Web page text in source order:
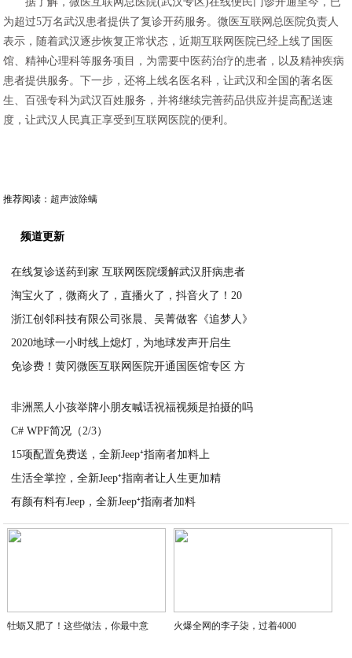
为超过5万名武汉患者提供了复诊开药服务。微医互联网总医院负责人
表示，随着武汉逐步恢复正常状态，近期互联网医院已经上线了国医
馆、精神心理科等服务项目，为需要中医药治疗的患者，以及精神疾病
患者提供服务。下一步，还将上线名医名科，让武汉和全国的著名医
生、百强专科为武汉百姓服务，并将继续完善药品供应并提高配送速
度，让武汉人民真正享受到互联网医院的便利。
推荐阅读： 超声波除螨
频道更新
在线复诊送药到家 互联网医院缓解武汉肝病患者
淘宝火了，微商火了，直播火了，抖音火了！20
浙江创邻科技有限公司张晨、吴菁做客《追梦人》
2020地球一小时线上熄灯，为地球发声开启生
免诊费！黄冈微医互联网医院开通国医馆专区 方
非洲黑人小孩举牌小朋友喊话祝福视频是拍摄的吗
C# WPF简况（2/3）
15项配置免费送，全新Jeep⁺指南者加料上
生活全掌控，全新Jeep⁺指南者让人生更加精
有颜有料有Jeep，全新Jeep⁺指南者加料
2020-03-28
牡蛎又肥了！这些做法，你最中意 火爆全网的李子柒，过着4000